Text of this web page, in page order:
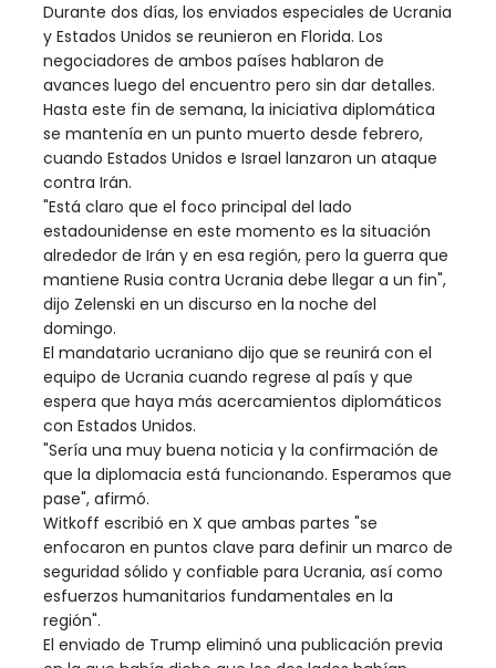
Durante dos días, los enviados especiales de Ucrania
y Estados Unidos se reunieron en Florida. Los
negociadores de ambos países hablaron de
avances luego del encuentro pero sin dar detalles.
Hasta este fin de semana, la iniciativa diplomática
se mantenía en un punto muerto desde febrero,
cuando Estados Unidos e Israel lanzaron un ataque
contra Irán.
"Está claro que el foco principal del lado
estadounidense en este momento es la situación
alrededor de Irán y en esa región, pero la guerra que
mantiene Rusia contra Ucrania debe llegar a un fin",
dijo Zelenski en un discurso en la noche del
domingo.
El mandatario ucraniano dijo que se reunirá con el
equipo de Ucrania cuando regrese al país y que
espera que haya más acercamientos diplomáticos
con Estados Unidos.
"Sería una muy buena noticia y la confirmación de
que la diplomacia está funcionando. Esperamos que
pase", afirmó.
Witkoff escribió en X que ambas partes "se
enfocaron en puntos clave para definir un marco de
seguridad sólido y confiable para Ucrania, así como
esfuerzos humanitarios fundamentales en la
región".
El enviado de Trump eliminó una publicación previa